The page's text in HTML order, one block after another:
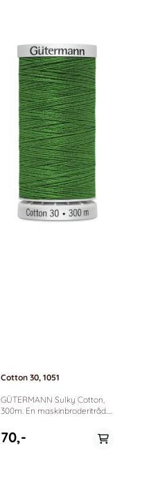
Cotton 30, 1051
GÜTERMANN Sulky Cotton,
300m. En maskinbroderitråd.
maskinbrodering, dekorative
sømmer og quilting.
70,-